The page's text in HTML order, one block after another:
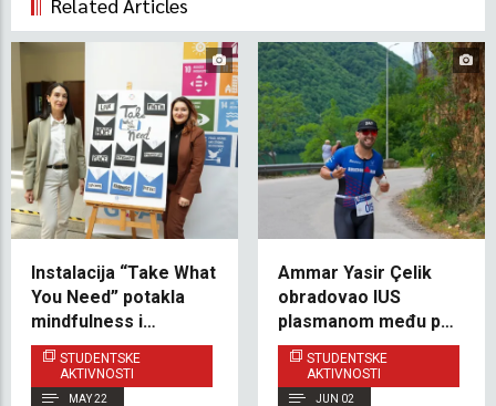
Instalacija “Take What
You Need” potakla
mindfulness i
emocionalnu podršku
na IUS-u
STUDENTSKE
AKTIVNOSTI
MAY 22
Ammar Yasir Çelik
obradovao IUS
plasmanom među pet
najboljih na Jajce
Triathlon Challenge
70.3
STUDENTSKE
AKTIVNOSTI
JUN 02